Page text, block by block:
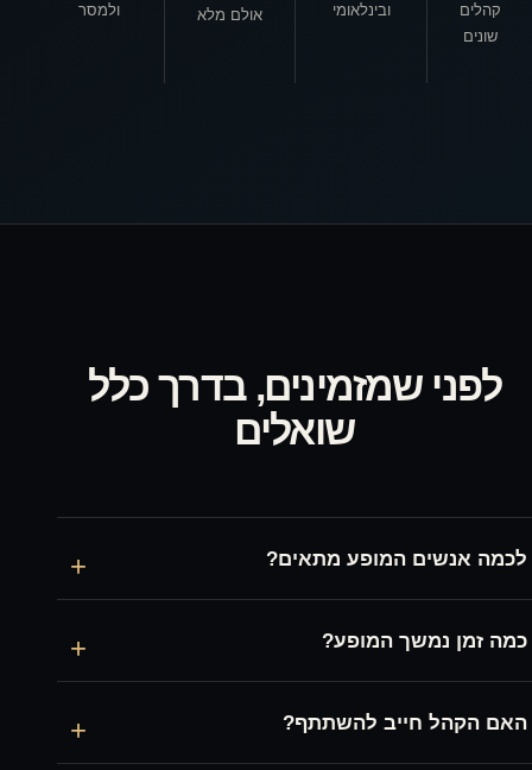
קהלים
שונים
ובינלאומי
אולם מלא
ולמסר
לפני שמזמינים, בדרך כלל
שואלים
לכמה אנשים המופע מתאים? +
כמה זמן נמשך המופע? +
האם הקהל חייב להשתתף? +